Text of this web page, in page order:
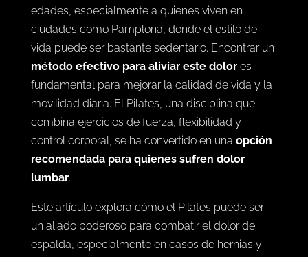
edades, especialmente a quienes viven en
ciudades como Pamplona, donde el estilo de
vida puede ser bastante sedentario. Encontrar un
método efectivo para aliviar este dolores
fundamental para mejorar la calidad de vida y la
movilidad diaria. El Pilates, una disciplina que
combina ejercicios de fuerza, flexibilidad y
control corporal, se ha convertido en una opción
recomendada para quienes sufren dolor
lumbar.
Este artículo explora cómo el Pilates puede ser
un aliado poderoso para combatir el dolor de
espalda, especialmente en casos de hernias y